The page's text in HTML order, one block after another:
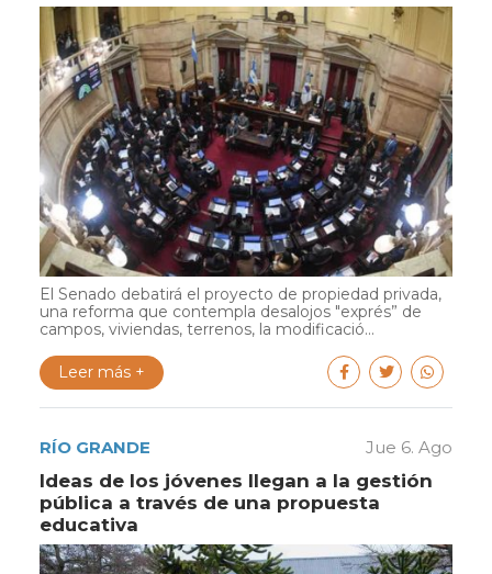
El Senado debatirá el proyecto de propiedad privada,
una reforma que contempla desalojos "exprés” de
campos, viviendas, terrenos, la modificació...
Leer más +
RÍO GRANDE Jue 6. Ago
Ideas de los jóvenes llegan a la gestión
pública a través de una propuesta
educativa